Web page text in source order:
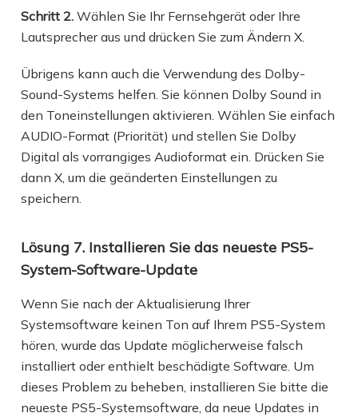
Schritt 2.Wählen Sie Ihr Fernsehgerät oder Ihre
Lautsprecher aus und drücken Sie zum Ändern X.
Übrigens kann auch die Verwendung des Dolby-
Sound-Systems helfen. Sie können Dolby Sound in
den Toneinstellungen aktivieren. Wählen Sie einfach
AUDIO-Format (Priorität) und stellen Sie Dolby
Digital als vorrangiges Audioformat ein. Drücken Sie
dann X, um die geänderten Einstellungen zu
speichern.
Lösung 7. Installieren Sie das neueste PS5-
System-Software-Update
Wenn Sie nach der Aktualisierung Ihrer
Systemsoftware keinen Ton auf Ihrem PS5-System
hören, wurde das Update möglicherweise falsch
installiert oder enthielt beschädigte Software. Um
dieses Problem zu beheben, installieren Sie bitte die
neueste PS5-Systemsoftware, da neue Updates in